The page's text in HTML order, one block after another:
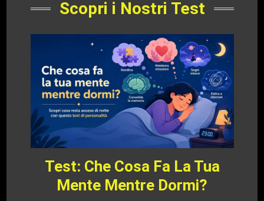
Scopri i Nostri Test
Test: Che Cosa Fa La Tua
Mente Mentre Dormi?